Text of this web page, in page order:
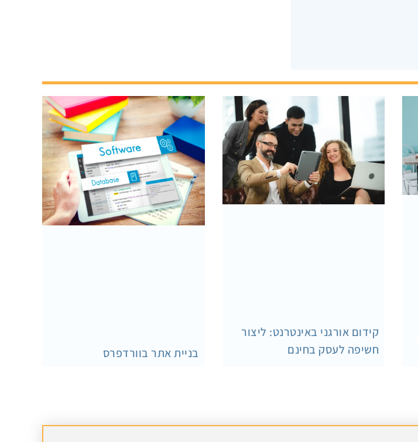
קידום אורגני באינטרנט: ליצור
חשיפה לעסק בחינם
בניית אתר בוורדפרס